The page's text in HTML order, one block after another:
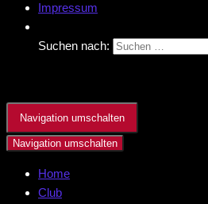
Impressum
Suchen nach:
Navigation umschalten
Navigation umschalten
Home
Club